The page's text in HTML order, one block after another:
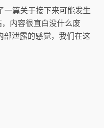
一篇关于接下来可能发生
内容很直白没什么废
泄露的感觉，我们在这